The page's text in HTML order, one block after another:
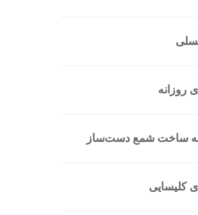
روزانه
ساخت شمع دست‌ساز
کلیسایی